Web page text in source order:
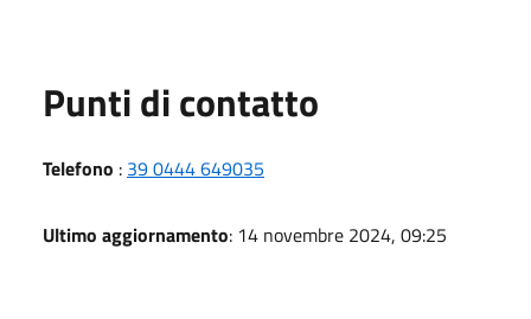
Punti di contatto
Telefono : 39 0444 649035
Ultimo aggiornamento: 14 novembre 2024, 09:25